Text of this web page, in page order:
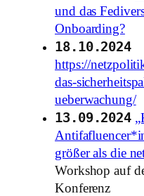
und das
Onboarding?
18.10.2024
https://
das-
ueberwachung/
13.09.2024
größer als die
Workshop auf
Konferenz